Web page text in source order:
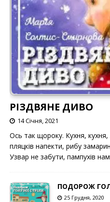
РІЗДВЯНЕ ДИВО
14 Січня, 2021
Ось так щороку. Кухня,
пляцків напекти, рибу
Узвар не забути, пампухів
ПОДОРОЖ
25 Грудня, 2020